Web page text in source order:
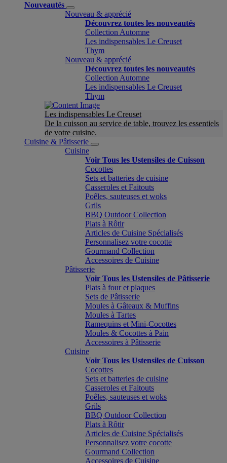
Nouveautés
Nouveau & apprécié
Découvrez toutes les nouveautés
Collection Automne
Les indispensables Le Creuset
Thym
Nouveau & apprécié
Découvrez toutes les nouveautés
Collection Automne
Les indispensables Le Creuset
Thym
Les indispensables Le Creuset
De la cuisson au service de table, trouvez les essentiels
de votre cuisine.
Cuisine & Pâtisserie
Cuisine
Voir Tous les Ustensiles de Cuisson
Cocottes
Sets et batteries de cuisine
Casseroles et Faitouts
Poêles, sauteuses et woks
Grils
BBQ Outdoor Collection
Plats à Rôtir
Articles de Cuisine Spécialisés
Personnalisez votre cocotte
Gourmand Collection
Accessoires de Cuisine
Pâtisserie
Voir Tous les Ustensiles de Pâtisserie
Plats à four et plaques
Sets de Pâtisserie
Moules à Gâteaux & Muffins
Moules à Tartes
Ramequins et Mini-Cocottes
Moules & Cocottes à Pain
Accessoires à Pâtisserie
Cuisine
Voir Tous les Ustensiles de Cuisson
Cocottes
Sets et batteries de cuisine
Casseroles et Faitouts
Poêles, sauteuses et woks
Grils
BBQ Outdoor Collection
Plats à Rôtir
Articles de Cuisine Spécialisés
Personnalisez votre cocotte
Gourmand Collection
Accessoires de Cuisine